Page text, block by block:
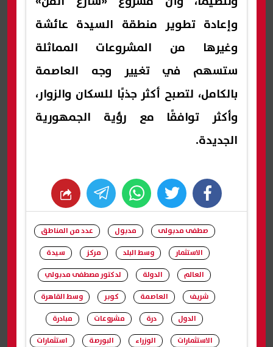
وإعادة تطوير منطقة السيدة عائشة
وغيرها من المشروعات المماثلة
ستسهم في تغيير وجه العاصمة
بالكامل، لتصبح أكثر جذبًا للسكان والزوار،
وأكثر توافقًا مع رؤية الجمهورية
الجديدة.
facebook
twitter
whats
صطفى مدبولى مدبول
عدد من المناطق
الاستثمار
وسط البلد مركز
سيدة
العالم
الدولة
لدكتور مصطفى مدبولي
شريف
العاصمة كوبر
وسط القاهرة
الدول
درة مشروعات
مبادرة
الاستثمارات
الوزراء البورصة
استثمارات